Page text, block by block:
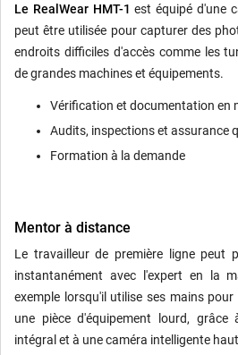
Le RealWear HMT-1 est équipé d'une
peut être utilisée pour capturer des
endroits difficiles d'accès comme les
de grandes machines et équipements.
Vérification et documentation en
Audits, inspections et assurance
Formation à la demande
Mentor à distance
Le travailleur de première ligne peut
instantanément avec l'expert en la
exemple lorsqu'il utilise ses mains
une pièce d'équipement lourd,
intégral et à une caméra intelligente